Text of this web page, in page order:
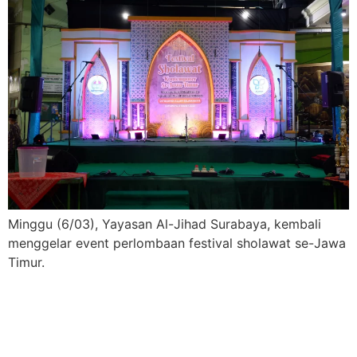
Minggu (6/03), Yayasan Al-Jihad Surabaya, kembali
menggelar event perlombaan festival sholawat se-Jawa
Timur.